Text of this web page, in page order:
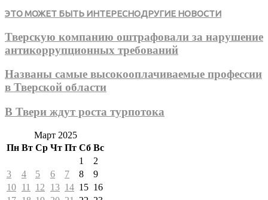
ЭТО МОЖЕТ БЫТЬ ИНТЕРЕСНОДРУГИЕ НОВОСТИ
Тверскую компанию оштрафовали за нарушение
антикоррупционных требований
Названы самые высокооплачиваемые профессии
в Тверской области
В Твери ждут роста турпотока
Март 2025
Пн Вт Ср Чт Пт Сб Вс
1
2
3
4 5 6 7 8
9
10 11 12 13 14 15 16